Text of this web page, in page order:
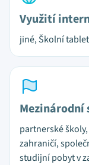
Využití
jiné, Školní
Mezinárodní
partnerské
zahraničí,
studijní pobyt v